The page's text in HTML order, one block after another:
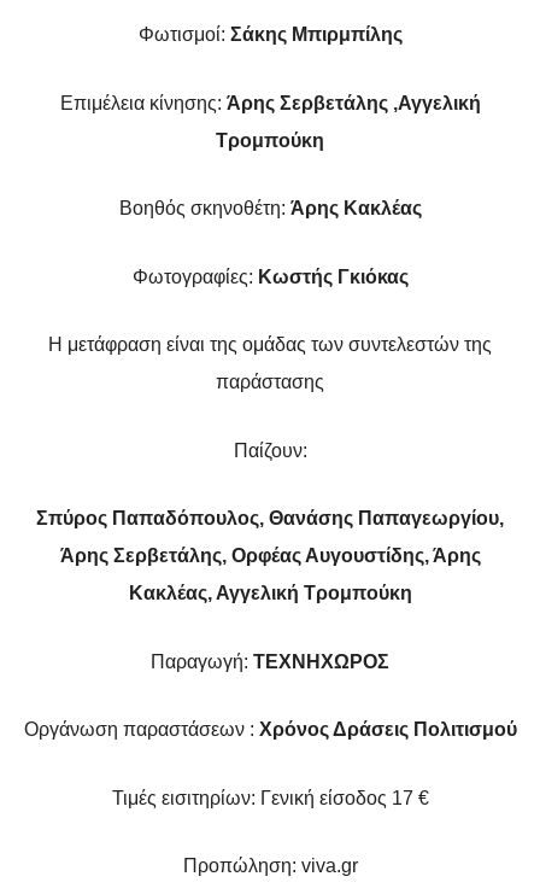
Φωτισμοί: Σάκης Μπιρμπίλης
Επιμέλεια κίνησης: Άρης Σερβετάλης ,Αγγελική
Τρομπούκη
Βοηθός σκηνοθέτη: Άρης Κακλέας
Φωτογραφίες: Κωστής Γκιόκας
Η μετάφραση είναι της ομάδας των συντελεστών της
παράστασης
Παίζουν:
Σπύρος Παπαδόπουλος, Θανάσης Παπαγεωργίου,
Άρης Σερβετάλης, Ορφέας Αυγουστίδης, Άρης
Κακλέας, Αγγελική Τρομπούκη
Παραγωγή: ΤΕΧΝΗΧΩΡΟΣ
Οργάνωση παραστάσεων : Χρόνος Δράσεις Πολιτισμού
Τιμές εισιτηρίων: Γενική είσοδος 17 €
Προπώληση: viva.gr